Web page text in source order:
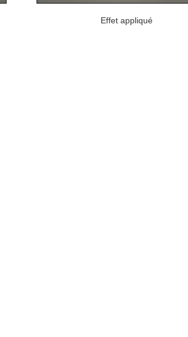
Effet appliqué